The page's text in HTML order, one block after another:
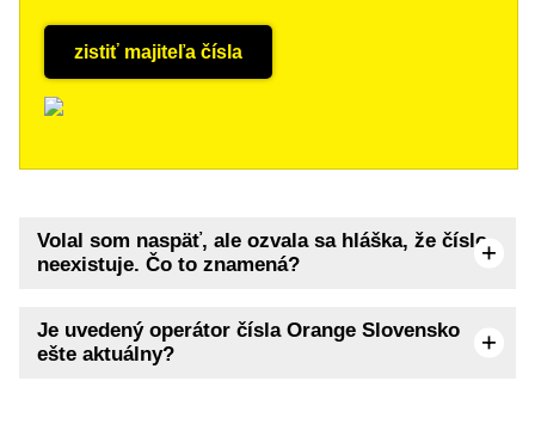
zistiť majiteľa čísla
Volal som naspäť, ale ozvala sa hláška, že číslo
neexistuje. Čo to znamená?
Je uvedený operátor čísla Orange Slovensko
ešte aktuálny?